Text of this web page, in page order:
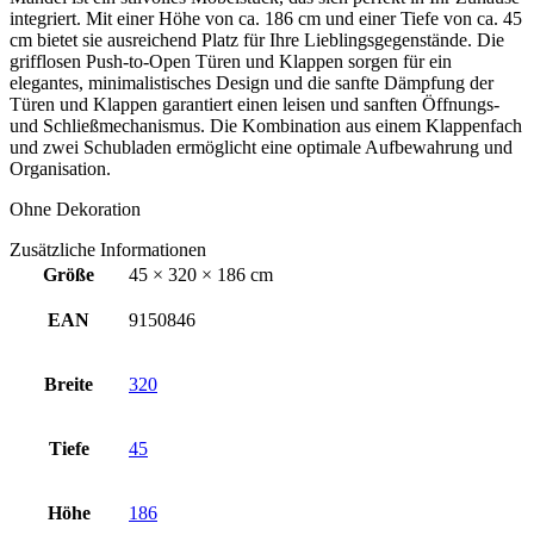
integriert. Mit einer Höhe von ca. 186 cm und einer Tiefe von ca. 45
cm bietet sie ausreichend Platz für Ihre Lieblingsgegenstände. Die
grifflosen Push-to-Open Türen und Klappen sorgen für ein
elegantes, minimalistisches Design und die sanfte Dämpfung der
Türen und Klappen garantiert einen leisen und sanften Öffnungs-
und Schließmechanismus. Die Kombination aus einem Klappenfach
und zwei Schubladen ermöglicht eine optimale Aufbewahrung und
Organisation.
Ohne Dekoration
Zusätzliche Informationen
Größe
45 × 320 × 186 cm
EAN 9150846
Breite 320
Tiefe 45
Höhe 186